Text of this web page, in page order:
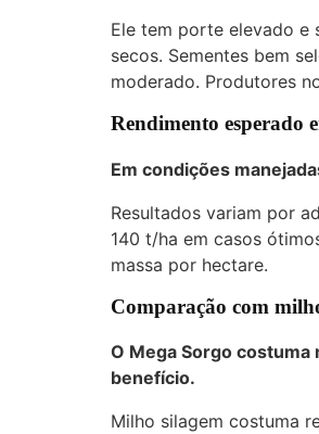
Ele tem porte elevado e
secos. Sementes bem
moderado. Produtores
Rendimento esperado
Em condições
Resultados variam por
140 t/ha em casos
massa por hectare.
Comparação com
O Mega Sorgo
benefício.
Milho silagem costuma